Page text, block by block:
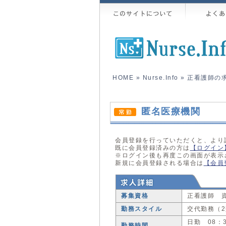
HOME » Nurse.Info » 正看護師の
匿名医療機関
会員登録を行っていただくと、より
既に会員登録済みの方は
【ログイン
※ログイン後も再度この画面が表
新規に会員登録される場合は
【会員
募集資格
正看護師
勤務スタイル
交代勤務（
日勤 08：